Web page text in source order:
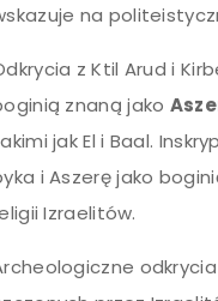
na
z Ktil Arud i
znaną jako
jak El i Baal.
i Aszerę jako
Izraelitów.